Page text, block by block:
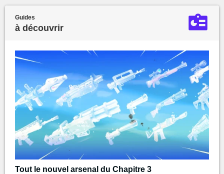
Guides
à découvrir
Tout le nouvel arsenal du Chapitre 3